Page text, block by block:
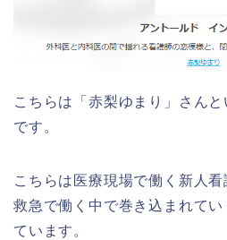
こちらは「赤梨ゆまり」さん
です。
こちらは医療現場で働く新人
救急で働く中で巻き込まれて
ています。